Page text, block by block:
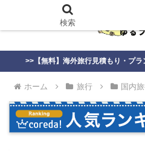
>>【無料】海外旅行見積もり・プ
ホーム 旅行 国内
検索